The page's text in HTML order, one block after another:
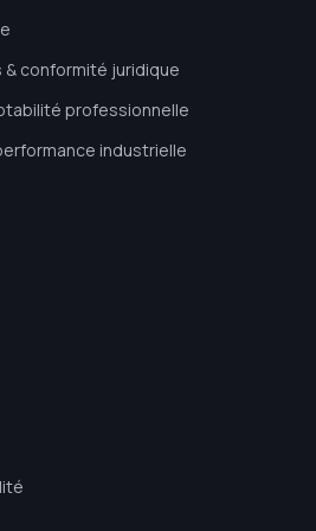
conformité juridique
professionnelle
industrielle